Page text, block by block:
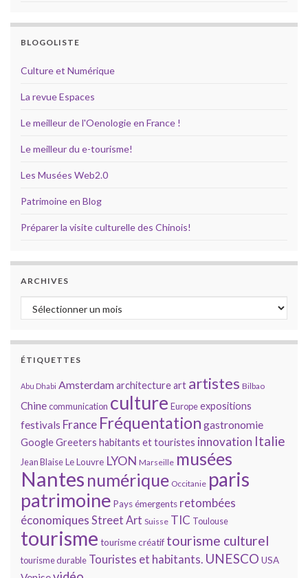
BLOGOLISTE
Culture et Numérique
La revue Espaces
Le meilleur de l'Oenologie en France !
Le meilleur du e-tourisme!
Les Musées Web2.0
Patrimoine en Blog
Préparer la visite culturelle des Chinois!
ARCHIVES
Archives
ÉTIQUETTES
Abu Dhabi Amsterdamarchitectureart artistes Bilbao
Chinecommunication culture Europeexpositions
festivals France Fréquentation gastronomie
GoogleGreeters habitants et touristes innovation Italie
Jean BlaiseLe Louvre LYON Marseille musées
Nantes numérique Occitanie paris
patrimoine Pays émergents retombées
économiques Street Art Suisse TIC Toulouse
tourisme tourisme créatif tourisme culturel
tourisme durable Touristes et habitants. UNESCO USA